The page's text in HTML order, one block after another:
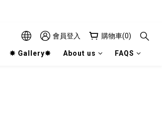
會員登入 購物車(0)
✸ Gallery✸ About us FAQS